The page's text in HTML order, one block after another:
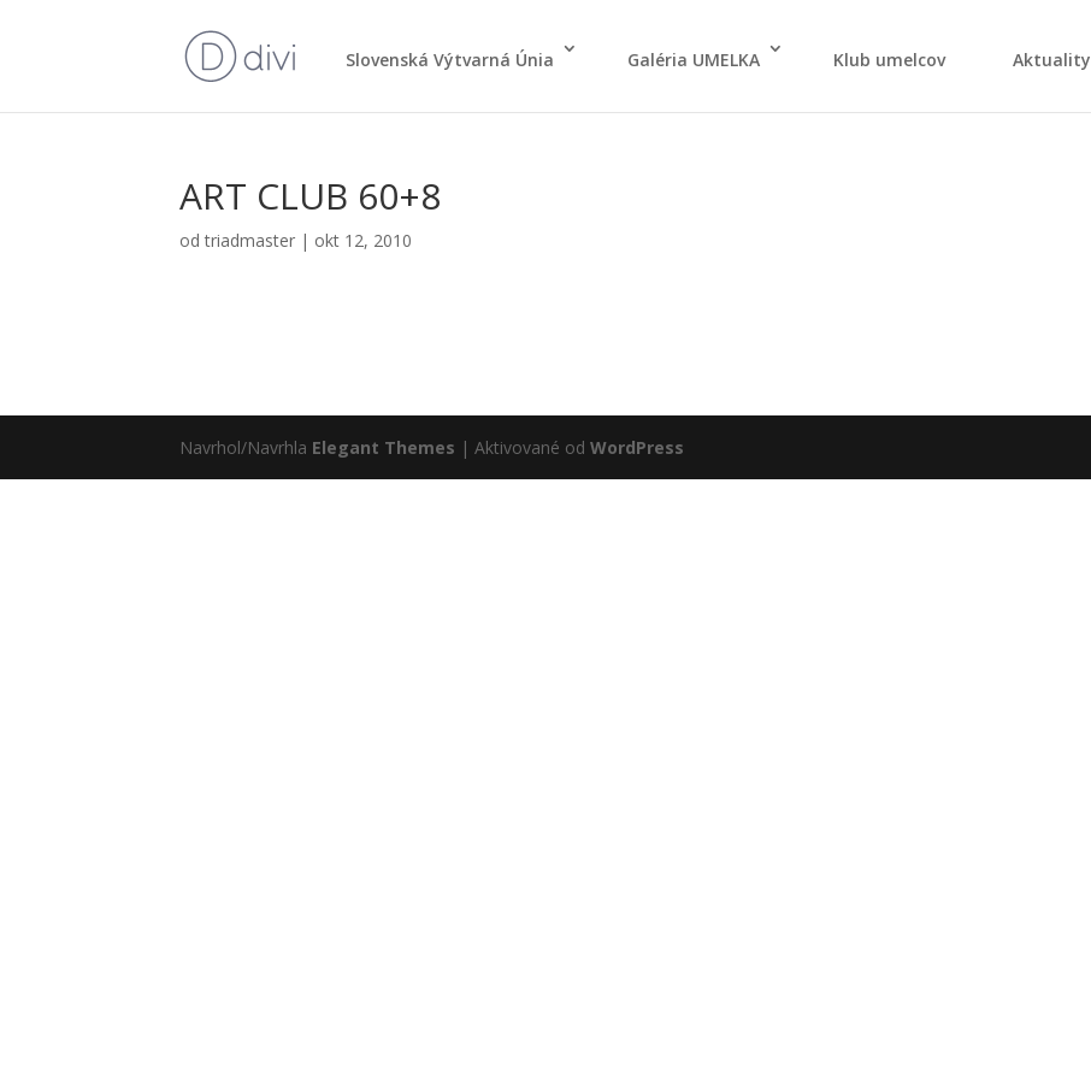
Slo­ven­ská Výtvar­ná Únia Galé­ria UMELKA Klub umel­cov Aktu­ali­ty
ART CLUB 60+8
odtriadmaster | okt 12, 2010
Navrhol/Navrhla Elegant Themes | Aktivované odWordPress